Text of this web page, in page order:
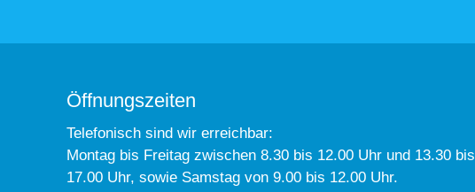
Öffnungszeiten
Telefonisch sind wir erreichbar:
Montag bis Freitag zwischen 8.30 bis 12.00 Uhr und 13.30 bis
17.00 Uhr, sowie Samstag von 9.00 bis 12.00 Uhr.